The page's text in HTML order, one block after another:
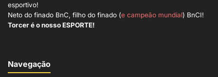
esportivo!
Neto do finado BnC, filho do finado (e campeão mundial) BnCI!
Torcer é o nosso ESPORTE!
Navegação